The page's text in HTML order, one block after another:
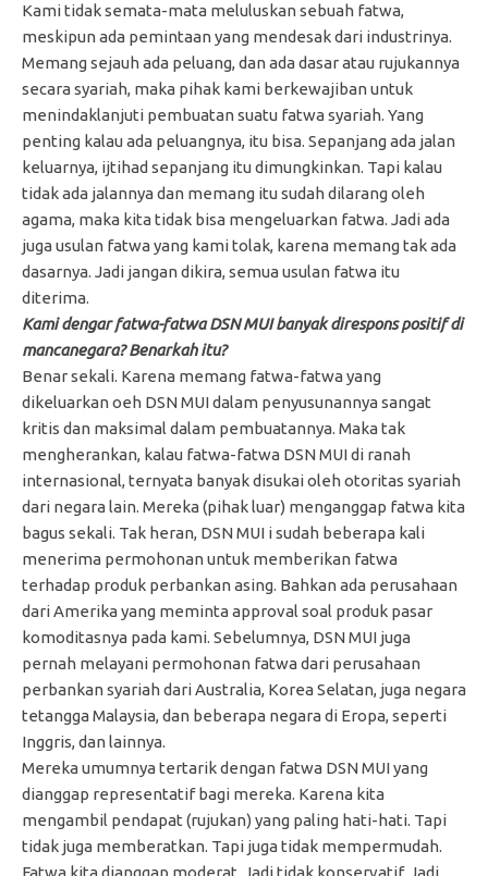
Kami tidak semata-mata meluluskan sebuah fatwa,
meskipun ada pemintaan yang mendesak dari industrinya.
Memang sejauh ada peluang, dan ada dasar atau rujukannya
secara syariah, maka pihak kami berkewajiban untuk
menindaklanjuti pembuatan suatu fatwa syariah. Yang
penting kalau ada peluangnya, itu bisa. Sepanjang ada jalan
keluarnya, ijtihad sepanjang itu dimungkinkan. Tapi kalau
tidak ada jalannya dan memang itu sudah dilarang oleh
agama, maka kita tidak bisa mengeluarkan fatwa. Jadi ada
juga usulan fatwa yang kami tolak, karena memang tak ada
dasarnya. Jadi jangan dikira, semua usulan fatwa itu
diterima.
Kami dengar fatwa-fatwa DSN MUI banyak direspons positif di
mancanegara? Benarkah itu?
Benar sekali. Karena memang fatwa-fatwa yang
dikeluarkan oeh DSN MUI dalam penyusunannya sangat
kritis dan maksimal dalam pembuatannya. Maka tak
mengherankan, kalau fatwa-fatwa DSN MUI di ranah
internasional, ternyata banyak disukai oleh otoritas syariah
dari negara lain. Mereka (pihak luar) menganggap fatwa kita
bagus sekali. Tak heran, DSN MUI i sudah beberapa kali
menerima permohonan untuk memberikan fatwa
terhadap produk perbankan asing. Bahkan ada perusahaan
dari Amerika yang meminta approval soal produk pasar
komoditasnya pada kami. Sebelumnya, DSN MUI juga
pernah melayani permohonan fatwa dari perusahaan
perbankan syariah dari Australia, Korea Selatan, juga negara
tetangga Malaysia, dan beberapa negara di Eropa, seperti
Inggris, dan lainnya.
Mereka umumnya tertarik dengan fatwa DSN MUI yang
dianggap representatif bagi mereka. Karena kita
mengambil pendapat (rujukan) yang paling hati-hati. Tapi
tidak juga memberatkan. Tapi juga tidak mempermudah.
Fatwa kita dianggap moderat. Jadi tidak konservatif. Jadi